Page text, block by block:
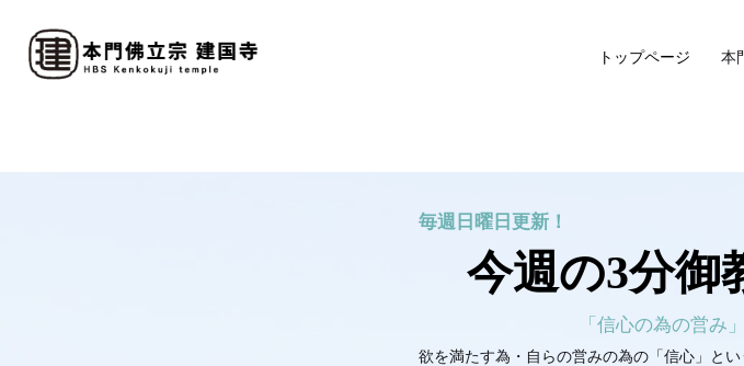
トップページ 本
毎週日曜日更新！
今週の3分御
「信心の為の営み
欲を満たす為・自らの営みの為の「信心」と